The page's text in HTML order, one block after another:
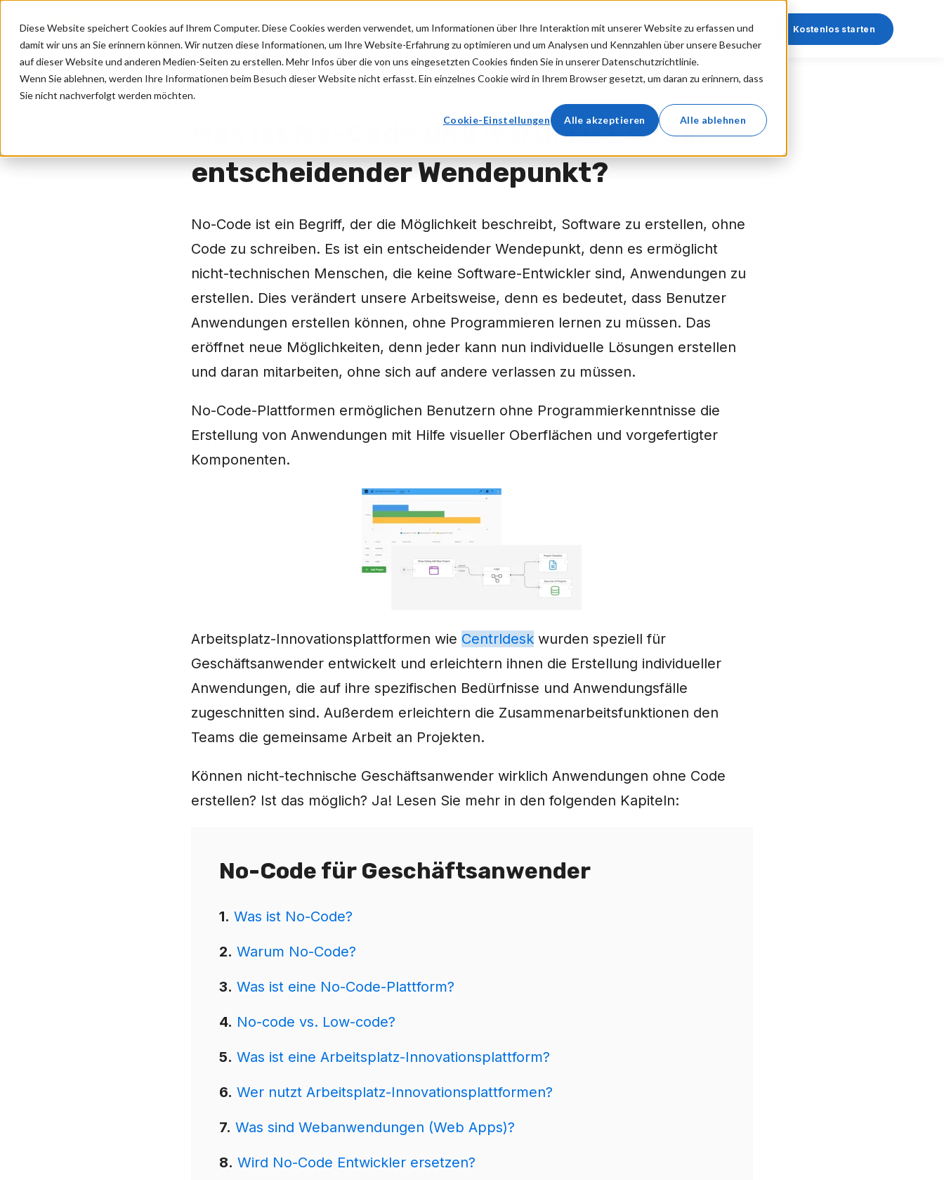
Diese Website speichert Cookies auf Ihrem Computer. Diese Cookies werden verwendet, um Informationen über Ihre Interaktion mit unserer Website zu erfassen und
damit wir uns an Sie erinnern können. Wir nutzen diese Informationen, um Ihre Website-Erfahrung zu optimieren und um Analysen und Kennzahlen über unsere Besucher
auf dieser Website und anderen Medien-Seiten zu erstellen. Mehr Infos über die von uns eingesetzten Cookies finden Sie in unserer Datenschutzrichtlinie.
Wenn Sie ablehnen, werden Ihre Informationen beim Besuch dieser Website nicht erfasst. Ein einzelnes Cookie wird in Ihrem Browser gesetzt, um daran zu erinnern, dass
Sie nicht nachverfolgt werden möchten.
Cookie-Einstellungen Alle akzeptieren Alle ablehnen
Warum No-Code? Funktionen Preise Anmelden Kostenlos starten
Was ist No-Code und warum ist es ein
entscheidender Wendepunkt?
No-Code ist ein Begriff, der die Möglichkeit beschreibt, Software zu erstellen, ohne
Code zu schreiben. Es ist ein entscheidender Wendepunkt, denn es ermöglicht
nicht-technischen Menschen, die keine Software-Entwickler sind, Anwendungen zu
erstellen. Dies verändert unsere Arbeitsweise, denn es bedeutet, dass Benutzer
Anwendungen erstellen können, ohne Programmieren lernen zu müssen. Das
eröffnet neue Möglichkeiten, denn jeder kann nun individuelle Lösungen erstellen
und daran mitarbeiten, ohne sich auf andere verlassen zu müssen.
No-Code-Plattformen ermöglichen Benutzern ohne Programmierkenntnisse die
Erstellung von Anwendungen mit Hilfe visueller Oberflächen und vorgefertigter
Komponenten.
Arbeitsplatz-Innovationsplattformen wie Centrldesk wurden speziell für
Geschäftsanwender entwickelt und erleichtern ihnen die Erstellung individueller
Anwendungen, die auf ihre spezifischen Bedürfnisse und Anwendungsfälle
zugeschnitten sind. Außerdem erleichtern die Zusammenarbeitsfunktionen den
Teams die gemeinsame Arbeit an Projekten.
Können nicht-technische Geschäftsanwender wirklich Anwendungen ohne Code
erstellen? Ist das möglich? Ja! Lesen Sie mehr in den folgenden Kapiteln:
No-Code für Geschäftsanwender
1. Was ist No-Code?
2. Warum No-Code?
3. Was ist eine No-Code-Plattform?
4. No-code vs. Low-code?
5. Was ist eine Arbeitsplatz-Innovationsplattform?
6. Wer nutzt Arbeitsplatz-Innovationsplattformen?
7. Was sind Webanwendungen (Web Apps)?
8. Wird No-Code Entwickler ersetzen?